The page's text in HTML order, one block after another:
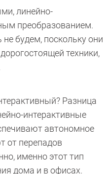
линейно-
преобразованием.
будем, поскольку они
техники,
Разница
интерактивные
автономное
от перепадов
именно этот тип
дома и в офисах.